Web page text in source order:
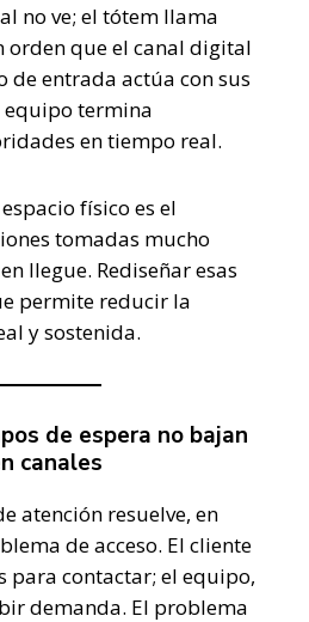
no ve; el tótem llama
orden que el canal digital
de entrada actúa con sus
equipo termina
en tiempo real.
físico es el
tomadas mucho
llegue. Rediseñar esas
permite reducir la
y sostenida.
de espera no bajan
canales
atención resuelve, en
de acceso. El cliente
para contactar; el equipo,
demanda. El problema